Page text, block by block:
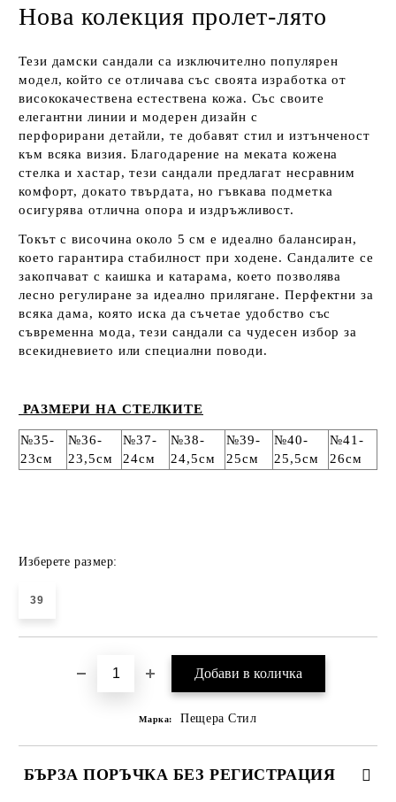
Нова колекция пролет-лято
Тези дамски сандали са изключително популярен
модел, който се отличава със своята изработка от
висококачествена естествена кожа. Със своите
елегантни линии и модерен дизайн с
перфорирани детайли, те добавят стил и изтънченост
към всяка визия. Благодарение на меката кожена
стелка и хастар, тези сандали предлагат несравним
комфорт, докато твърдата, но гъвкава подметка
осигурява отлична опора и издръжливост.
Токът с височина около 5 см е идеално балансиран,
което гарантира стабилност при ходене. Сандалите се
закопчават с каишка и катарама, което позволява
лесно регулиране за идеално прилягане. Перфектни за
всяка дама, която иска да съчетае удобство със
съвременна мода, тези сандали са чудесен избор за
всекидневието или специални поводи.
РАЗМЕРИ НА СТЕЛКИТЕ
№35-
23см
№36-
23,5см
№37-
24см
№38-
24,5см
№39-
25см
№40-
25,5см
№41-
26см
Изберете размер:
39
Марка: Пещера Стил
БЪРЗА ПОРЪЧКА БЕЗ РЕГИСТРАЦИЯ